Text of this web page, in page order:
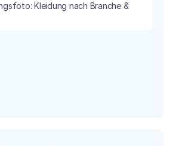
Kleidung nach Branche &